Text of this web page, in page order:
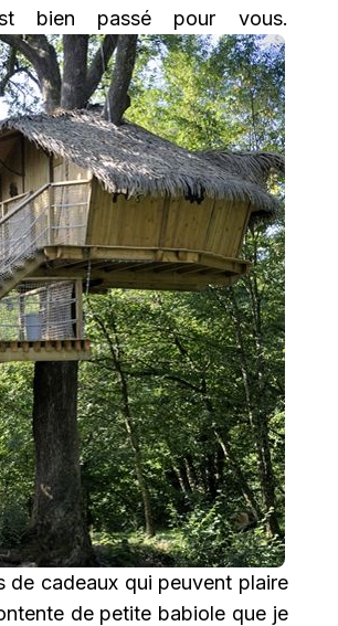
bien passé pour vous.
de cadeaux qui peuvent plaire
de petite babiole que je